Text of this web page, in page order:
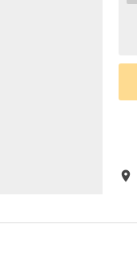
location_on